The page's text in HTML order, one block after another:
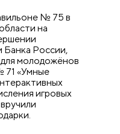
№ 75 в
на
Банка России,
молодожёнов
71 «Умные
игровых